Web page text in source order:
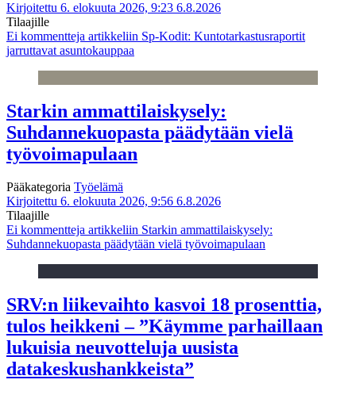
Kirjoitettu 6. elokuuta 2026, 9:23 6.8.2026
Tilaajille
Ei kommentteja artikkeliin Sp-Kodit: Kuntotarkastusraportit
jarruttavat asuntokauppaa
Starkin ammattilaiskysely:
Suhdannekuopasta päädytään vielä
työvoimapulaan
Pääkategoria Työelämä
Kirjoitettu 6. elokuuta 2026, 9:56 6.8.2026
Tilaajille
Ei kommentteja artikkeliin Starkin ammattilaiskysely:
Suhdannekuopasta päädytään vielä työvoimapulaan
SRV:n liikevaihto kasvoi 18 prosenttia,
tulos heikkeni – ”Käymme parhaillaan
lukuisia neuvotteluja uusista
datakeskushankkeista”